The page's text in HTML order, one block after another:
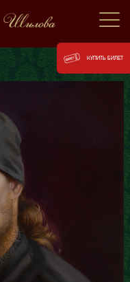
КУПИТЬ БИЛЕТ